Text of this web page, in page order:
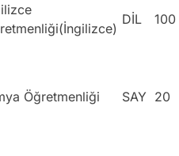
DİL 100
Öğretmenliği SAY 20